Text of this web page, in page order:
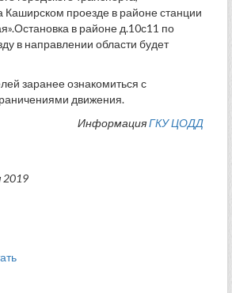
Каширском проезде в районе станции
в районе д.10с11 по
в направлении области будет
заранее ознакомиться с
движения.
ИнформацияГКУ ЦОДД
2019